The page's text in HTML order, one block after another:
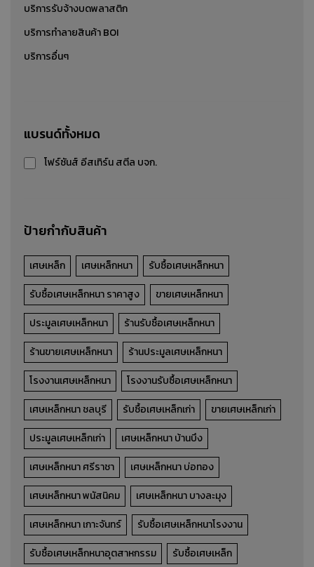
เศษอลูมิเนียม
รับซื้อ-ขาย-ประมูล เศษอลูมิเนียม
บริการรับจ้างบดพลาสติก
บริการทำลายสินค้า BOI
บริการอื่นๆ
แบรนด์ทั้งหมด
โฟร์ซันส์ อีสเทิร์น สตีล บจก.
ป้ายกำกับสินค้า
เศษเหล็ก เศษเหล็กหนา
รับซื้อเศษเหล็กหนา
รับซื้อเศษเหล็กหนา ราคาสูง
ขายเศษเหล็กหนา
ประมูลเศษเหล็กหนา
ร้านรับซื้อเศษเหล็กหนา
ร้านขายเศษเหล็กหนา
ร้านประมูลเศษเหล็กหนา
โรงงานเศษเหล็กหนา
โรงงานรับซื้อเศษเหล็กหนา
เศษเหล็กหนา ชลบุรี
รับซื้อเศษเหล็กเก่า
ขายเศษเหล็กเก่า
ประมูลเศษเหล็กเก่า
เศษเหล็กหนา บ้านบึง
เศษเหล็กหนา ศรีราชา
เศษเหล็กหนา บ่อทอง
เศษเหล็กหนา พนัสนิคม
เศษเหล็กหนา บางละมุง
เศษเหล็กหนา เกาะจันทร์
รับซื้อเศษเหล็กหนาโรงงาน
รับซื้อเศษเหล็กหนาอุตสาหกรรม
รับซื้อเศษเหล็ก